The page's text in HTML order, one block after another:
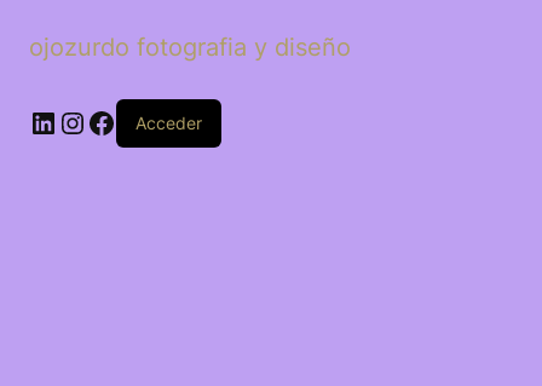
ojozurdo fotografia y diseño
LinkedIn
Instagram
Facebook
Acceder